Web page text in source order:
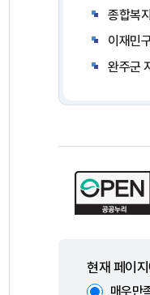
종합복
이재민
완주군
현재 페이
매우만